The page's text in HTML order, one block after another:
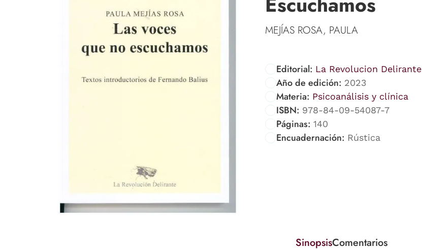
MEJÍAS ROSA, PAULA
Editorial: La Revolucion Delirante
Año de edición: 2023
Materia: Psicoanálisis y clínica
ISBN: 978-84-09-54087-7
Páginas: 140
Encuadernación: Rústica
SinopsisComentarios